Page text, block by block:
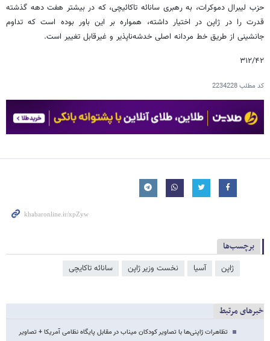
حزب لیبرال دموکرات، به رهبری سانائه تاکائیچی، که در بیشتر هفت دهه گذشته
قدرت را در ژاپن در اختیار داشته، همواره بر این باور بوده است که تداوم
جانشینی از طریق خط مردانه اصلی خدشه‌ناپذیر و غیرقابل تغییر است.
۳۱۲/۴۲
کد مطلب2234228
برچسب‌ها
ژاپن آسیا نخست وزیر ژاپن سانائه تاکایچی
خبرهای مرتبط
تظاهرات ژاپنی‌ها با تصاویر کودکان میناب در مقابل پایگاه نظامی آمریکا + تصاویر